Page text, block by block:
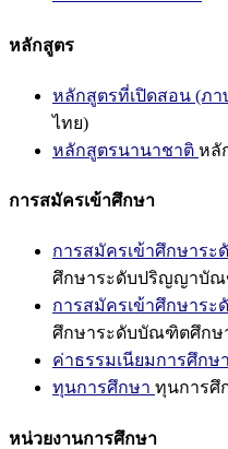
หลักสูตร
หลักสูตรที่เปิดสอน (ภา
ไทย)
หลักสูตรนานาชาติ หลั
การสมัครเข้าศึกษา
การสมัครเข้าศึกษาร
ศึกษาระดับปริญญาบั
การสมัครเข้าศึกษาร
ศึกษาระดับบัณฑิตศึกษ
ค่าธรรมเนียมการศึกษา
ทุนการศึกษา ทุนการศึ
หน่วยงานการศึกษา